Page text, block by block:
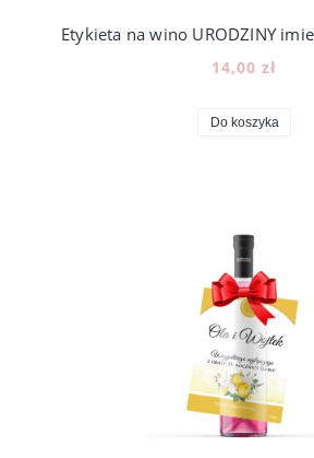
14,00 zł
Do koszyka